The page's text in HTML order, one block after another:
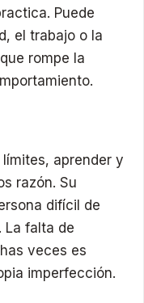
Puede
el trabajo o la
rompe la
aprender y
razón. Su
difícil de
La falta de
veces es
imperfección.